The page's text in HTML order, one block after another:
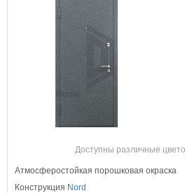
Доступны различные
Атмосферостойкая порошковая окраска
Конструкция Nord